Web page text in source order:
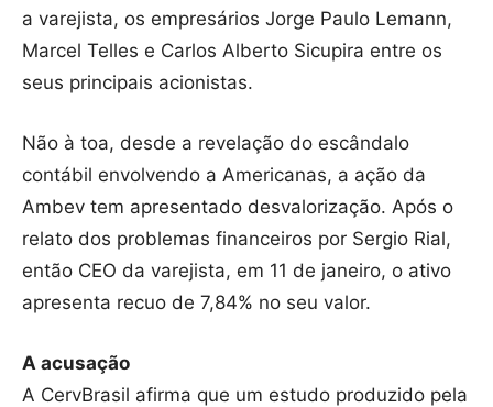
a varejista, os empresários Jorge Paulo Lemann,
Marcel Telles e Carlos Alberto Sicupira entre os
seus principais acionistas.
Não à toa, desde a revelação do escândalo
contábil envolvendo a Americanas, a ação da
Ambev tem apresentado desvalorização. Após o
relato dos problemas financeiros por Sergio Rial,
então CEO da varejista, em 11 de janeiro, o ativo
apresenta recuo de 7,84% no seu valor.
A acusação
A CervBrasil afirma que um estudo produzido pela